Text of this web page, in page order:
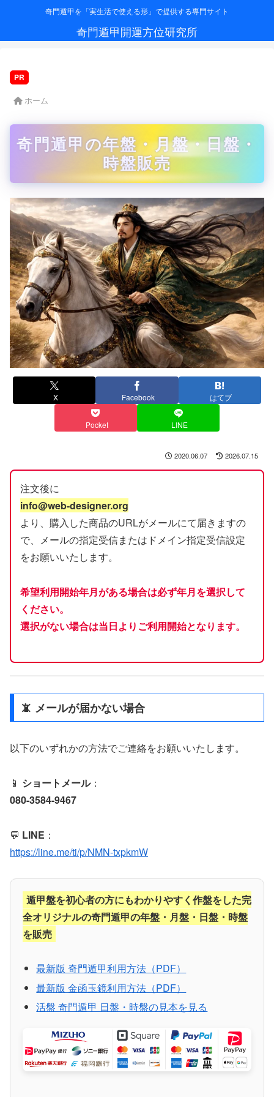
奇門遁甲を「実生活で使える形」で提供する専門サイト
奇門遁甲開運方位研究所
PR
ホーム
奇門遁甲の年盤・月盤・日盤・
時盤販売
X Facebook はてブ
Pocket LINE
2020.06.07 2026.07.15
注文後に
info@web-designer.org
より、購入した商品のURLがメールにて届きますの
で、メールの指定受信またはドメイン指定受信設定
をお願いいたします。
希望利用開始年月がある場合は必ず年月を選択して
ください。
選択がない場合は当日よりご利用開始となります。
📵 メールが届かない場合
以下のいずれかの方法でご連絡をお願いいたします。
📱 ショートメール：
080-3584-9467
💬 LINE ：
https://line.me/ti/p/NMN-txpkmW
遁甲盤を初心者の方にもわかりやすく作盤をした完
全オリジナルの奇門遁甲の年盤・月盤・日盤・時盤
を販売
最新版 奇門遁甲利用方法（PDF）
最新版 金函玉鏡利用方法（PDF）
活盤 奇門遁甲 日盤・時盤の見本を見る